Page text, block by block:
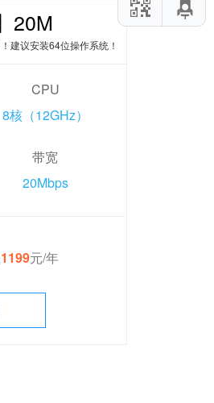
20M
建议安装64位操作系统！
CPU
8核（12GHz）
带宽
20Mbps
1199元/年